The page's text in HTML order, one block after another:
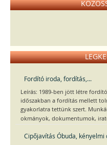
Fordító iroda, fordítás,...
Leírás: 1989-ben jött létre
időszakban a fordítás mellett
gyakorlatra tettünk szert.
okmányok, dokumentumok,
Cipőjavítás Óbuda, kényelmi